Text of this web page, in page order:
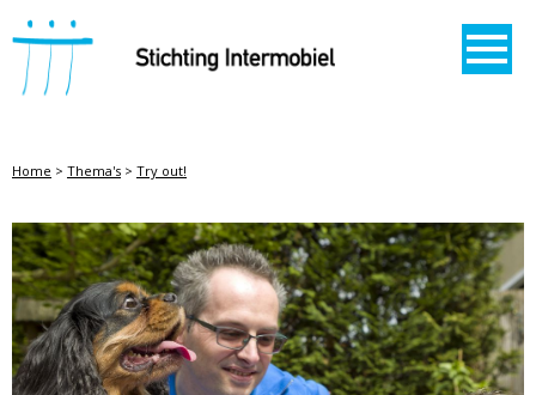
STICHTING INTERMOBIEL
Home > Thema's > Try out!
TRY OUT!